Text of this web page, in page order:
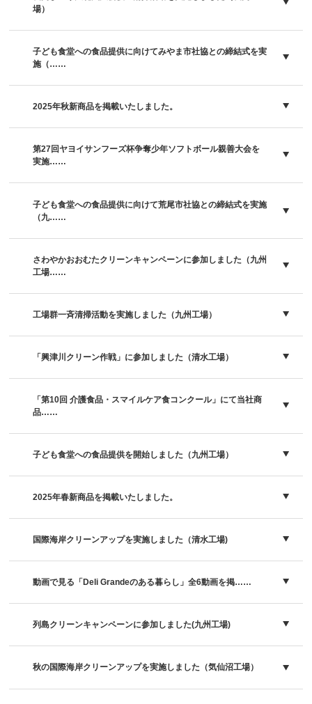
場）
子ども食堂への食品提供に向けてみやま市社協との締結式を実
施（……
2025年秋新商品を掲載いたしました。
第27回ヤヨイサンフーズ杯争奪少年ソフトボール親善大会を
実施……
子ども食堂への食品提供に向けて荒尾市社協との締結式を実施
（九……
さわやかおおむたクリーンキャンペーンに参加しました（九州
工場……
工場群一斉清掃活動を実施しました（九州工場）
「興津川クリーン作戦」に参加しました（清水工場）
「第10回 介護食品・スマイルケア食コンクール」にて当社商
品……
子ども食堂への食品提供を開始しました（九州工場）
2025年春新商品を掲載いたしました。
国際海岸クリーンアップを実施しました（清水工場)
動画で見る「Deli Grandeのある暮らし」全6動画を掲……
列島クリーンキャンペーンに参加しました(九州工場)
秋の国際海岸クリーンアップを実施しました（気仙沼工場）